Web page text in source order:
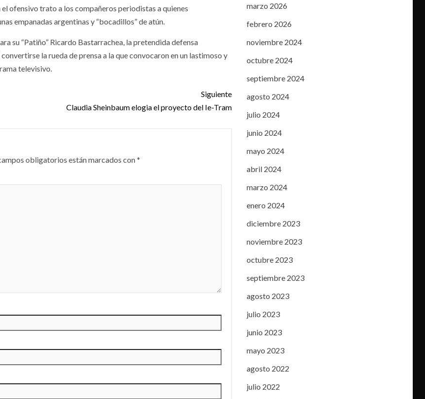
ofensivo trato a los compañeros periodistas a quienes
empanadas argentinas y “bocadillos” de atún.
su “Patiño” Ricardo Bastarrachea, la pretendida defensa
la rueda de prensa a la que convocaron en un lastimoso y
televisivo.
Siguiente
Claudia Sheinbaum elogia el proyecto del Ie-Tram
obligatorios están marcados con*
marzo 2026
febrero 2026
noviembre 2024
octubre 2024
septiembre 2024
agosto 2024
julio 2024
junio 2024
mayo 2024
abril 2024
marzo 2024
enero 2024
diciembre 2023
noviembre 2023
octubre 2023
septiembre 2023
agosto 2023
julio 2023
junio 2023
mayo 2023
agosto 2022
julio 2022